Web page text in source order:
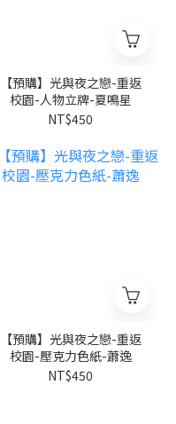
【預購】光與夜之戀-重返
校園-人物立牌-夏鳴星
NT$450
【預購】光與夜之戀-重返
校園-壓克力色紙-蕭逸
NT$450